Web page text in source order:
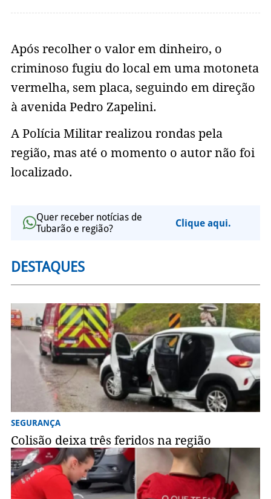
Após recolher o valor em dinheiro, o
criminoso fugiu do local em uma motoneta
vermelha, sem placa, seguindo em direção
à avenida Pedro Zapelini.
A Polícia Militar realizou rondas pela
região, mas até o momento o autor não foi
localizado.
Quer receber notícias de
Tubarão e região?
Clique aqui.
DESTAQUES
SEGURANÇA
Colisão deixa três feridos na região